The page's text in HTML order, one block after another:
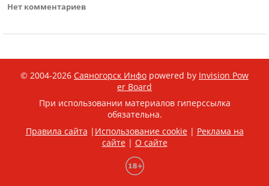
Нет комментариев
© 2004-2026 Саяногорск Инфо powered by Invision Pow
er Board
При использовании материалов гиперссылка
обязательна.
Правила сайта | Использование cookie| Реклама на
сайте| О сайте